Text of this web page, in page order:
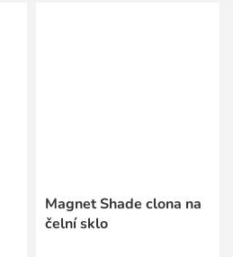
Magnet Shade clona na
čelní sklo